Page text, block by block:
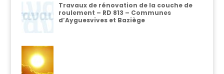
Travaux de rénovation de la couche de
roulement – RD 813 – Communes
d’Ayguesvives et Baziège